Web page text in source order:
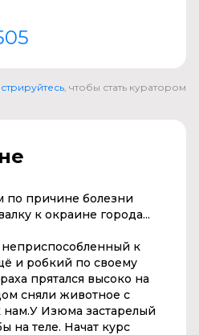
, чтобы стать куратором
по причине болезни
к окраине города...
к
и робкий по своему
прятался высоко на
сняли животное с
нам.У Изюма застарелый
на теле. Начат курс